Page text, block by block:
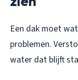
Een dak moet
problemen.
water dat blijft